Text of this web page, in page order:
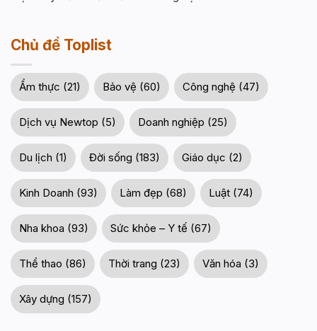
Chủ đề Toplist
Ẩm thực (21) Bảo vệ (60) Công nghệ (47)
Dịch vụ Newtop (5) Doanh nghiệp (25)
Du lịch (1) Đời sống (183) Giáo dục (2)
Kinh Doanh (93) Làm đẹp (68) Luật (74)
Nha khoa (93) Sức khỏe – Y tế (67)
Thể thao (86) Thời trang (23) Văn hóa (3)
Xây dựng (157)